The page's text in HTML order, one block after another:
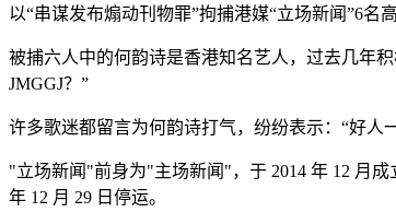
以“串谋发布煽动刊物罪”拘捕港媒“立场新闻”6名
被捕六人中的何韵诗是香港知名艺人，过去几年
JMGGJ？”
许多歌迷都留言为何韵诗打气，纷纷表示：“好人
"立场新闻"前身为"主场新闻"，于 2014 年 12 月
年 12 月 29 日停运。